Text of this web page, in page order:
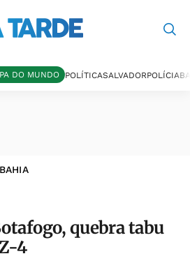
DO MUNDO POLÍTICASALVADORPOLÍCIA
quebra tabu
4